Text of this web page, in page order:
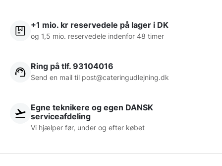
+1 mio. kr reservedele på lager i DK
og 1,5 mio. reservedele indenfor 48 timer
Ring på tlf. 93104016
Send en mail til post@cateringudlejning.dk
Egne teknikere og egen DANSK
serviceafdeling
Vi hjælper før, under og efter købet